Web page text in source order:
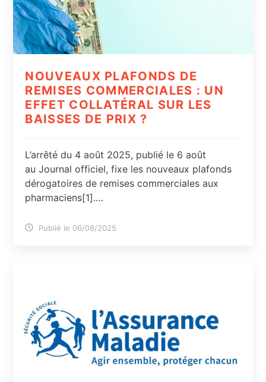
NOUVEAUX PLAFONDS DE
REMISES COMMERCIALES : UN
EFFET COLLATÉRAL SUR LES
BAISSES DE PRIX ?
L’arrêté du 4 août 2025, publié le 6 août
au Journal officiel, fixe les nouveaux plafonds
dérogatoires de remises commerciales aux
pharmaciens[1].…
Publié le 06/08/2025